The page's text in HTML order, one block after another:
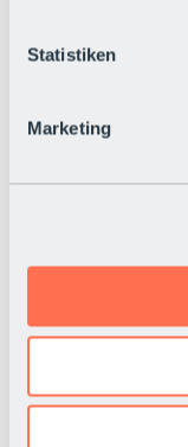
Statistiken
Marketing